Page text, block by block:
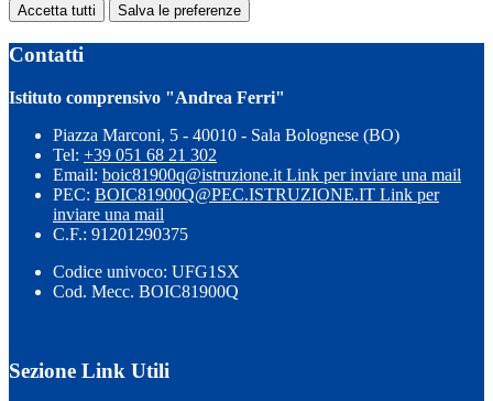
Accetta tutti Salva le preferenze
Contatti
Istituto comprensivo "Andrea Ferri"
Piazza Marconi, 5 - 40010 - Sala Bolognese (BO)
Tel: +39 051 68 21 302
Email: boic81900q@istruzione.it Link per inviare una mail
PEC: BOIC81900Q@PEC.ISTRUZIONE.IT Link per
inviare una mail
C.F.: 91201290375
Codice univoco: UFG1SX
Cod. Mecc. BOIC81900Q
Sezione Link Utili